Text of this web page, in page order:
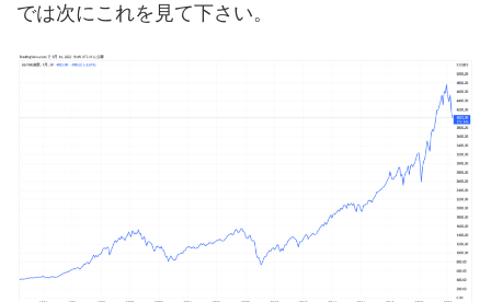
では次にこれを見て下さい。